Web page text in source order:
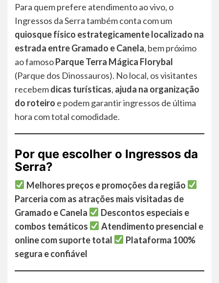
Para quem prefere atendimento ao vivo, o
Ingressos da Serra também conta com um
quiosque físico estrategicamente localizado na
estrada entre Gramado e Canela, bem próximo
ao famosoParque Terra Mágica Florybal
(Parque dos Dinossauros). No local, os visitantes
recebemdicas turísticas, ajuda na organização
do roteiro e podem garantir ingressos de última
hora com total comodidade.
Por que escolher o Ingressos da
Serra?
Melhores preços e promoções da região
Parceria com as atrações mais visitadas de
Gramado e Canela
Descontos especiais e
combos temáticos
Atendimento presencial e
online com suporte total
Plataforma 100%
segura e confiável